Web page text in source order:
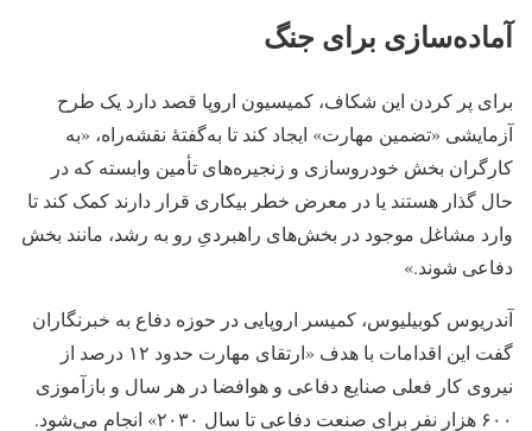
آماده‌سازی برای جنگ
برای پر کردن این شکاف، کمیسیون اروپا قصد دارد یک طرح
آزمایشی «تضمین مهارت» ایجاد کند تا به‌گفتهٔ نقشه‌راه، «به
کارگران بخش خودروسازی و زنجیره‌های تأمین وابسته که در
حال گذار هستند یا در معرض خطر بیکاری قرار دارند کمک کند تا
وارد مشاغل موجود در بخش‌های راهبردیِ رو به رشد، مانند بخش
دفاعی شوند.»
آندریوس کوبیلیوس، کمیسر اروپایی در حوزه دفاع به خبرنگاران
گفت این اقدامات با هدف «ارتقای مهارت حدود ۱۲ درصد از
نیروی کار فعلی صنایع دفاعی و هوافضا در هر سال و بازآموزی
۶۰۰ هزار نفر برای صنعت دفاعی تا سال ۲۰۳۰» انجام می‌شود.